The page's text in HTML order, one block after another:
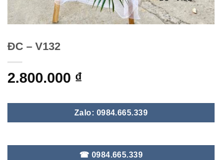
ĐC – V132
2.800.000 ₫
Zalo: 0984.665.339
☎ 0984.665.339